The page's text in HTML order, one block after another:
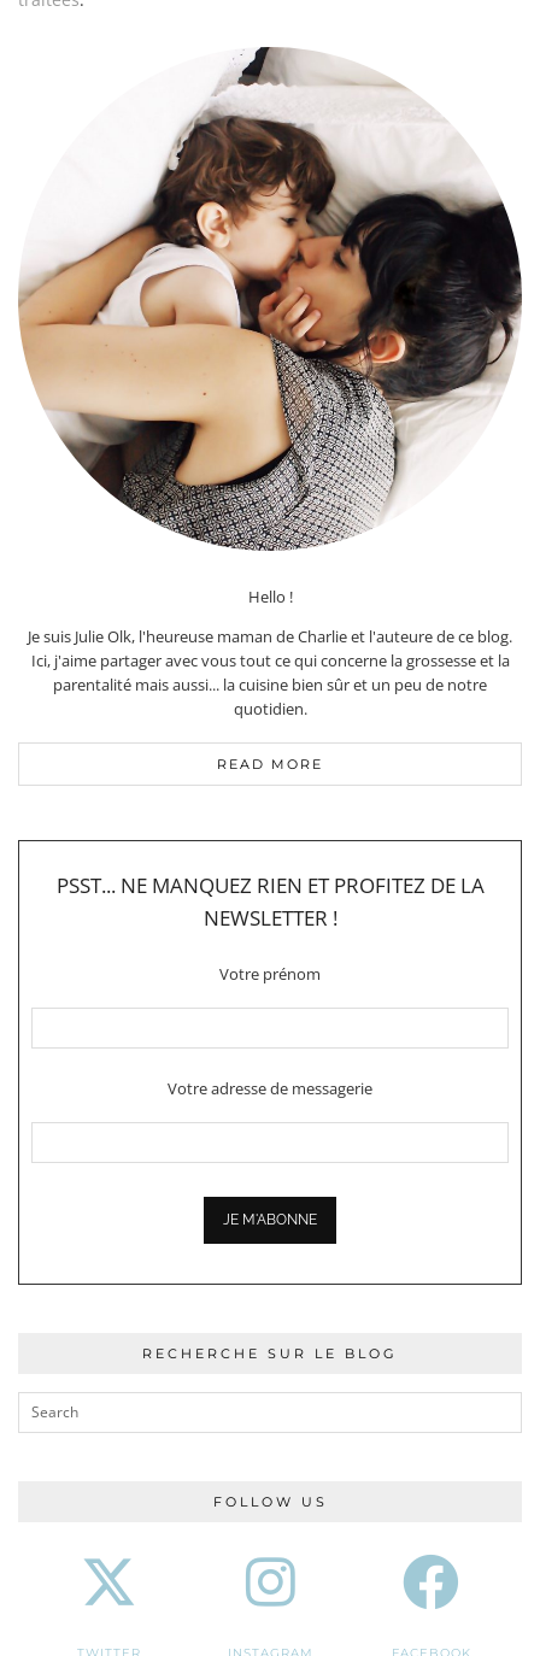
Hello !
Je suis Julie Olk, l'heureuse maman de Charlie et l'auteure de ce blog.
Ici, j'aime partager avec vous tout ce qui concerne la grossesse et la
parentalité mais aussi... la cuisine bien sûr et un peu de notre
quotidien.
READ MORE
PSST... NE MANQUEZ RIEN ET PROFITEZ DE LA
NEWSLETTER !
Votre prénom
Votre adresse de messagerie
RECHERCHE SUR LE BLOG
FOLLOW US
TWITTER INSTAGRAM FACEBOOK